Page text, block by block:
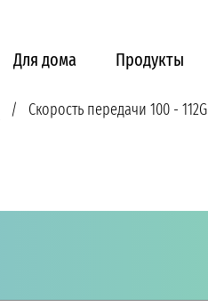
Для дома Продукты
Скорость передачи 100 - 112G